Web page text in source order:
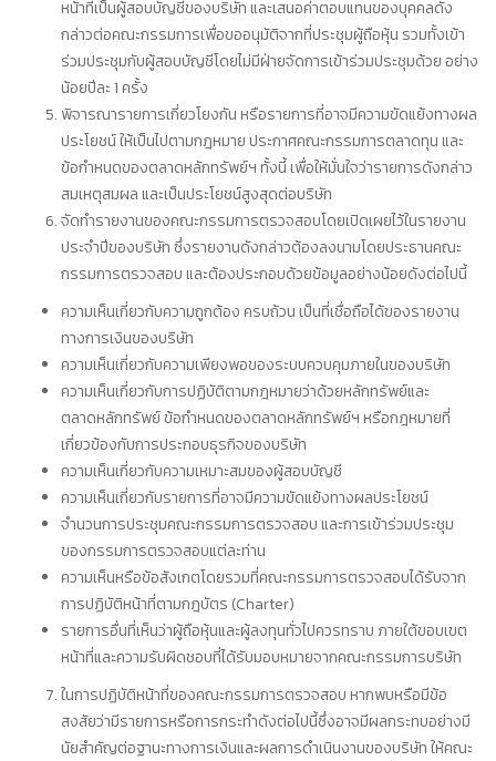
หน้าที่เป็นผู้สอบบัญชีของบริษัท และเสนอค่าตอบแทนของบุคคลดัง
กล่าวต่อคณะกรรมการเพื่อขออนุมัติจากที่ประชุมผู้ถือหุ้น รวมทั้งเข้า
ร่วมประชุมกับผู้สอบบัญชีโดยไม่มีฝ่ายจัดการเข้าร่วมประชุมด้วย อย่าง
น้อยปีละ 1 ครั้ง
พิจารณารายการเกี่ยวโยงกัน หรือรายการที่อาจมีความขัดแย้งทางผล
ประโยชน์ ให้เป็นไปตามกฎหมาย ประกาศคณะกรรมการตลาดทุน และ
ข้อกำหนดของตลาดหลักทรัพย์ฯ ทั้งนี้ เพื่อให้มั่นใจว่ารายการดังกล่าว
สมเหตุสมผล และเป็นประโยชน์สูงสุดต่อบริษัท
จัดทำรายงานของคณะกรรมการตรวจสอบโดยเปิดเผยไว้ในรายงาน
ประจำปีของบริษัท ซึ่งรายงานดังกล่าวต้องลงนามโดยประธานคณะ
กรรมการตรวจสอบ และต้องประกอบด้วยข้อมูลอย่างน้อยดังต่อไปนี้
ความเห็นเกี่ยวกับความถูกต้อง ครบถ้วน เป็นที่เชื่อถือได้ของรายงาน
ทางการเงินของบริษัท
ความเห็นเกี่ยวกับความเพียงพอของระบบควบคุมภายในของบริษัท
ความเห็นเกี่ยวกับการปฏิบัติตามกฎหมายว่าด้วยหลักทรัพย์และ
ตลาดหลักทรัพย์ ข้อกำหนดของตลาดหลักทรัพย์ฯ หรือกฎหมายที่
เกี่ยวข้องกับการประกอบธุรกิจของบริษัท
ความเห็นเกี่ยวกับความเหมาะสมของผู้สอบบัญชี
ความเห็นเกี่ยวกับรายการที่อาจมีความขัดแย้งทางผลประโยชน์
จำนวนการประชุมคณะกรรมการตรวจสอบ และการเข้าร่วมประชุม
ของกรรมการตรวจสอบแต่ละท่าน
ความเห็นหรือข้อสังเกตโดยรวมที่คณะกรรมการตรวจสอบได้รับจาก
การปฏิบัติหน้าที่ตามกฎบัตร (Charter)
รายการอื่นที่เห็นว่าผู้ถือหุ้นและผู้ลงทุนทั่วไปควรทราบ ภายใต้ขอบเขต
หน้าที่และความรับผิดชอบที่ได้รับมอบหมายจากคณะกรรมการบริษัท
ในการปฏิบัติหน้าที่ของคณะกรรมการตรวจสอบ หากพบหรือมีข้อ
สงสัยว่ามีรายการหรือการกระทำดังต่อไปนี้ซึ่งอาจมีผลกระทบอย่างมี
นัยสำคัญต่อฐานะทางการเงินและผลการดำเนินงานของบริษัท ให้คณะ